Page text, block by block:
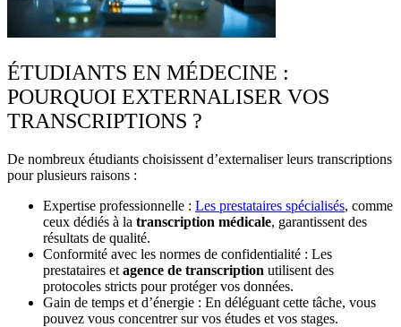
ÉTUDIANTS EN MÉDECINE :
POURQUOI EXTERNALISER VOS
TRANSCRIPTIONS ?
De nombreux étudiants choisissent d’externaliser leurs transcriptions
pour plusieurs raisons :
Expertise professionnelle : Les prestataires spécialisés, comme
ceux dédiés à la transcription médicale, garantissent des
résultats de qualité.
Conformité avec les normes de confidentialité : Les
prestataires et agence de transcription utilisent des
protocoles stricts pour protéger vos données.
Gain de temps et d’énergie : En déléguant cette tâche, vous
pouvez vous concentrer sur vos études et vos stages.